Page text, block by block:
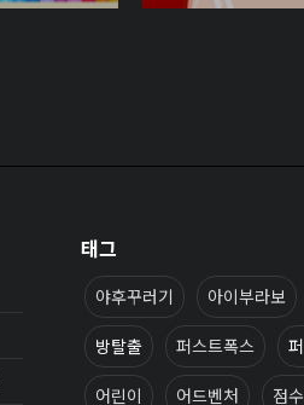
태그
야후꾸러기 아이부라보
방탈출 퍼스트폭스
어린이 어드벤처 점